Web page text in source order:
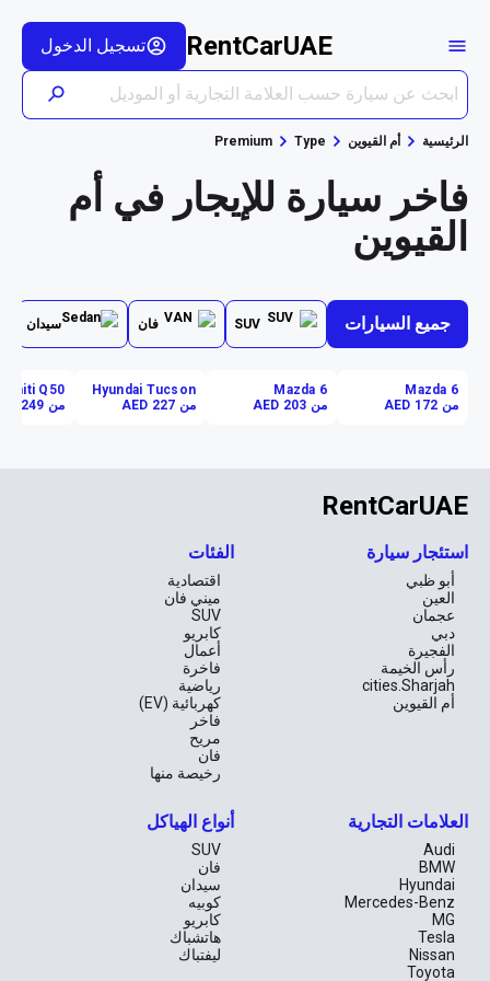
RentCarUAE تسجيل الدخول
الرئيسية أم القيوين Type
Premium
فاخر سيارة للإيجار في أم
القيوين
جميع السيارات SUV فان سيدان
Mazda 6
من AED 172
Mazda 6
من AED 203
Hyundai Tucson
من AED 227
Q50
من AED 249
RentCarUAE
استئجار سيارة
أبو ظبي
العين
عجمان
دبي
الفجيرة
رأس الخيمة
cities.Sharjah
أم القيوين
الفئات
اقتصادية
ميني فان
SUV
كابريو
أعمال
فاخرة
رياضية
كهربائية (EV)
فاخر
مريح
فان
رخيصة منها
العلامات التجارية
Audi
BMW
Hyundai
Mercedes-Benz
MG
Tesla
Nissan
Toyota
أنواع الهياكل
SUV
فان
سيدان
كوبيه
كابريو
هاتشباك
ليفتباك